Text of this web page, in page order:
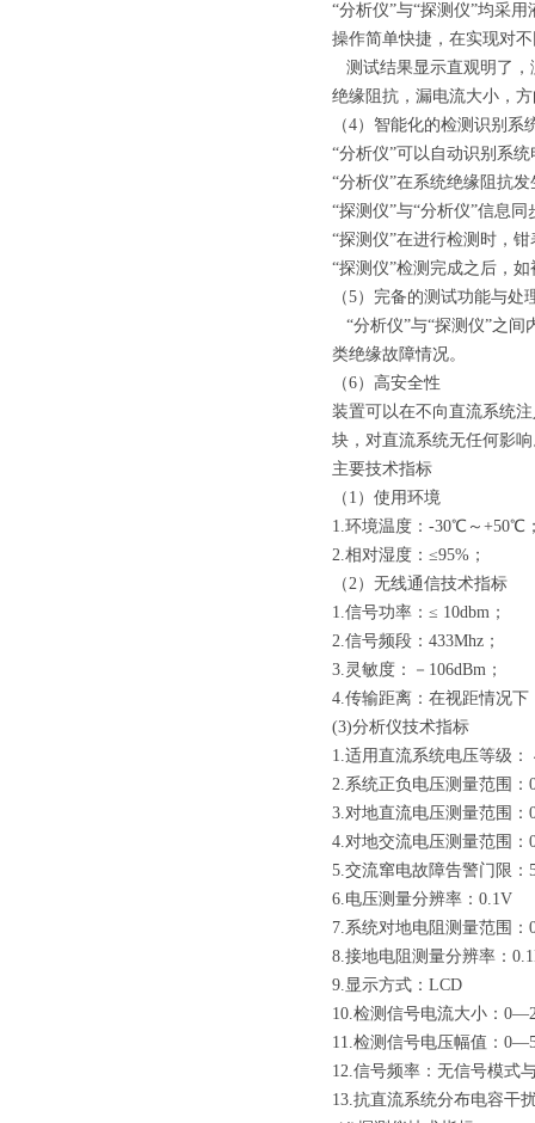
“分析仪”与“探测仪”均采
操作简单快捷，在实现对
测试结果显示直观明了，
绝缘阻抗，漏电流大小，
（4）智能化的检测识别系
“分析仪”可以自动识别系
“分析仪”在系统绝缘阻抗
“探测仪”与“分析仪”信息
“探测仪”在进行检测时，
“探测仪”检测完成之后，
（5）完备的测试功能与处
“分析仪”与“探测仪”之间
类绝缘故障情况。
（6）高安全性
装置可以在不向直流系统
块，对直流系统无任何影
主要技术指标
（1）使用环境
1.环境温度：-30℃～+50℃
2.相对湿度：≤95%；
（2）无线通信技术指标
1.信号功率：≤ 10dbm；
2.信号频段：433Mhz；
3.灵敏度：－106dBm；
4.传输距离：在视距情况下
(3)分析仪技术指标
1.适用直流系统电压等级：
2.系统正负电压测量范围
3.对地直流电压测量范围
4.对地交流电压测量范围
5.交流窜电故障告警门限：
6.电压测量分辨率：0.1V
7.系统对地电阻测量范围
8.接地电阻测量分辨率：
9.显示方式：LCD
10.检测信号电流大小：
11.检测信号电压幅值：
12.信号频率：无信号模式
13.抗直流系统分布电容干